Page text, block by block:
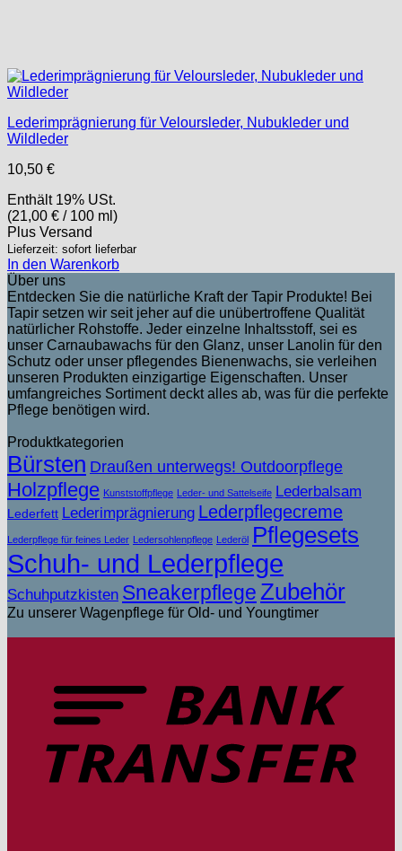
Lederimprägnierung für Veloursleder, Nubukleder und
Wildleder
10,50 €
Enthält 19% USt.
(21,00 € / 100 ml)
Plus Versand
Lieferzeit: sofort lieferbar
In den Warenkorb
Über uns
Entdecken Sie die natürliche Kraft der Tapir Produkte! Bei
Tapir setzen wir seit jeher auf die unübertroffene Qualität
natürlicher Rohstoffe. Jeder einzelne Inhaltsstoff, sei es
unser Carnaubawachs für den Glanz, unser Lanolin für den
Schutz oder unser pflegendes Bienenwachs, sie verleihen
unseren Produkten einzigartige Eigenschaften. Unser
umfangreiches Sortiment deckt alles ab, was für die perfekte
Pflege benötigen wird.
Produktkategorien
Bürsten Draußen unterwegs! Outdoorpflege
Holzpflege Kunststoffpflege Leder- und Sattelseife Lederbalsam
Lederfett Lederimprägnierung Lederpflegecreme
Lederpflege für feines Leder Ledersohlenpflege Lederöl Pflegesets
Schuh- und Lederpflege
Schuhputzkisten Sneakerpflege Zubehör
Zu unserer Wagenpflege für Old- und Youngtimer